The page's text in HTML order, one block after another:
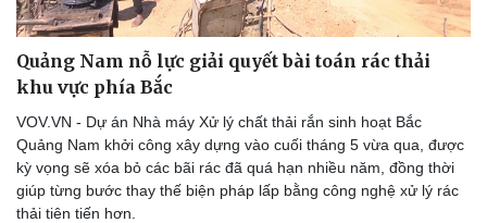
Săn Tour
check-in
Đọc truyện đêm khuya
Cửa sổ tình yêu
Kể chuyện cho bé
Quảng Nam nỗ lực giải quyết bài toán rác thải
khu vực phía Bắc
VOV.VN - Dự án Nhà máy Xử lý chất thải rắn sinh hoạt Bắc
Quảng Nam khởi công xây dựng vào cuối tháng 5 vừa qua, được
kỳ vọng sẽ xóa bỏ các bãi rác đã quá hạn nhiều năm, đồng thời
giúp từng bước thay thế biện pháp lấp bằng công nghệ xử lý rác
thải tiên tiến hơn.